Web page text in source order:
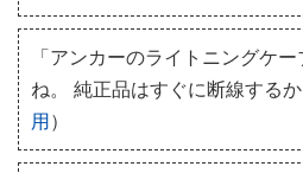
「アンカーのライトニングケ
ね。 純正品はすぐに断線する
用）